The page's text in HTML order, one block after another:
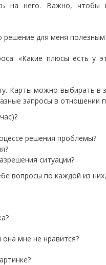
на него. Важно,
для меня
«Какие плюсы есть у
Карты можно выбирать
запросы в отношении
решения проблемы?
ситуации?
вопросы по каждой из
мне не нравится?